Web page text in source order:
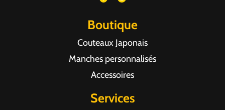
Boutique
Couteaux Japonais
Manches personnalisés
Accessoires
Services